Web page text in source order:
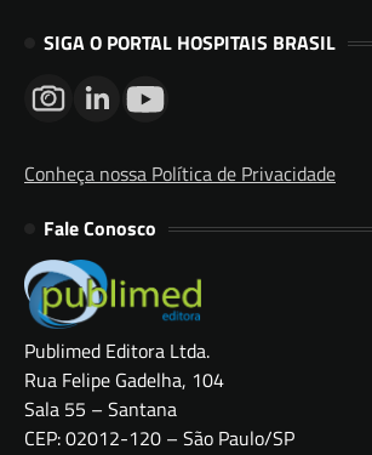
SIGA O PORTAL HOSPITAIS BRASIL
Conheça nossa Política de Privacidade
Fale Conosco
Publimed Editora Ltda.
Rua Felipe Gadelha, 104
Sala 55 – Santana
CEP: 02012-120 – São Paulo/SP